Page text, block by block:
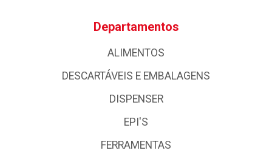
Departamentos
ALIMENTOS
DESCARTÁVEIS E EMBALAGENS
DISPENSER
EPI'S
FERRAMENTAS